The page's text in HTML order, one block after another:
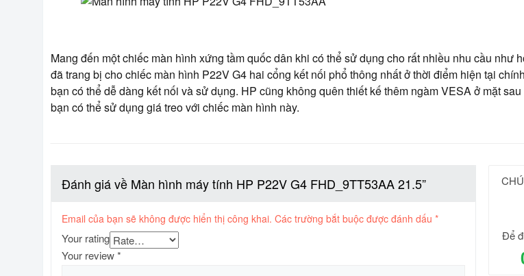
Mang đến một chiếc màn hình xứng tầm quốc dân khi có thể sử dụng cho rất nhiều nhu cầu như
đã trang bị cho chiếc màn hình P22V G4 hai cổng kết nối phổ thông nhất ở thời điểm hiện tại
bạn có thể dễ dàng kết nối và sử dụng. HP cũng không quên thiết kế thêm ngàm VESA ở mặt
bạn có thể sử dụng giá treo với chiếc màn hình này.
Đánh giá về Màn hình máy tính HP P22V G4 FHD_9TT53AA 21.5”
Email của bạn sẽ không được hiển thị công khai. Các trường bắt buộc được đánh dấu *
Your rating
Your review*
Để